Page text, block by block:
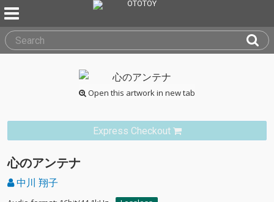
Open this artwork in new tab
Express Checkout
心のアンテナ
中川 翔子